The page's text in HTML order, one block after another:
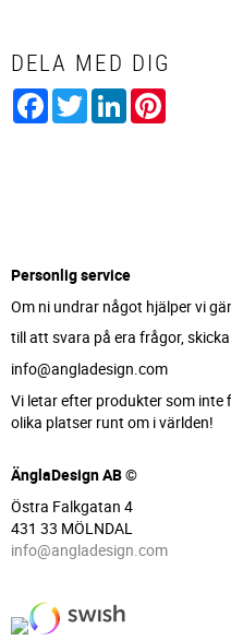
DELA MED DIG
Facebook
TwitterLinkedIn
Personlig service
Om ni undrar något hjälper vi
till att svara på era frågor,
info@angladesign.com
Vi letar efter produkter som inte
olika platser runt om i världen!
ÄnglaDesign AB ©
Östra Falkgatan 4
431 33 MÖLNDAL
info@angladesign.com